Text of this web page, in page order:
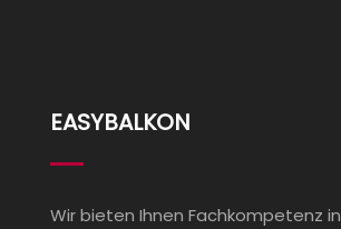
EASYBALKON
Wir bieten Ihnen Fachkompetenz in